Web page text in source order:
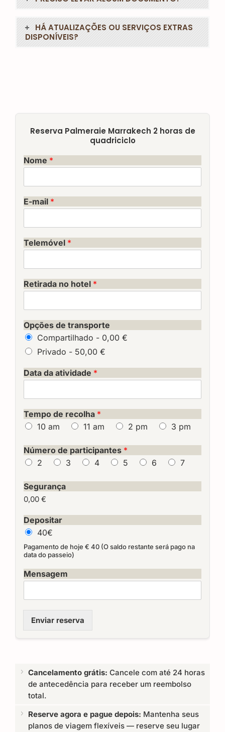
HÁ ATUALIZAÇÕES OU SERVIÇOS EXTRAS
DISPONÍVEIS?
Reserva Palmeraie Marrakech 2 horas de
quadriciclo
Nome *
E-mail *
Telemóvel *
Retirada no hotel *
Opções de transporte
Compartilhado - 0,00 €
Privado - 50,00 €
Data da atividade *
Tempo de recolha *
10 am
11 am 2 pm 3 pm
Número de participantes *
2
3 4 5 6 7
Segurança
0,00 €
Depositar
40€
Pagamento de hoje € 40 (O saldo restante será pago na
data do passeio)
Mensagem
Enviar reserva
Cancelamento grátis: Cancele com até 24 horas
de antecedência para receber um reembolso
total.
Reserve agora e pague depois: Mantenha seus
planos de viagem flexíveis — reserve seu lugar